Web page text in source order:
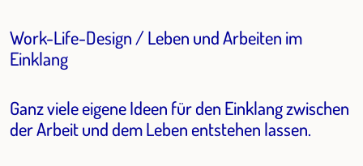
Work-Life-Design / Leben und Arbeiten im
Einklang
Ganz viele eigene Ideen für den Einklang zwischen
der Arbeit und dem Leben entstehen lassen.